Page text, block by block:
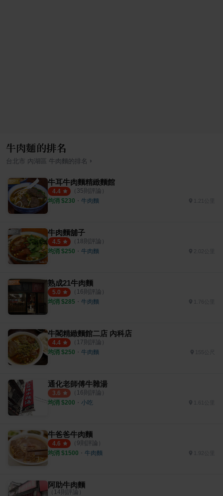
牛肉麵的排名
台北市 內湖區 牛肉麵的排名 ›
牛耳牛肉麵精緻麵館
4.4 （ 35則評論）
均消 $230 ・ 牛肉麵
牛肉麵舖子
4.5 （ 18則評論）
均消 $250 ・ 牛肉麵
熟成21牛肉麵
5.0 （ 16則評論）
均消 $285 ・ 牛肉麵
牛閣精緻麵館二店 內科店
4.4 （ 17則評論）
均消 $250 ・ 牛肉麵 155公尺
通化老師傅牛雜湯
3.6 （ 16則評論）
均消 $200 ・ 小吃
牛爸爸牛肉麵
4.6 （ 9則評論）
均消 $1500 ・ 牛肉麵
阿助牛肉麵
（ 14則評論）